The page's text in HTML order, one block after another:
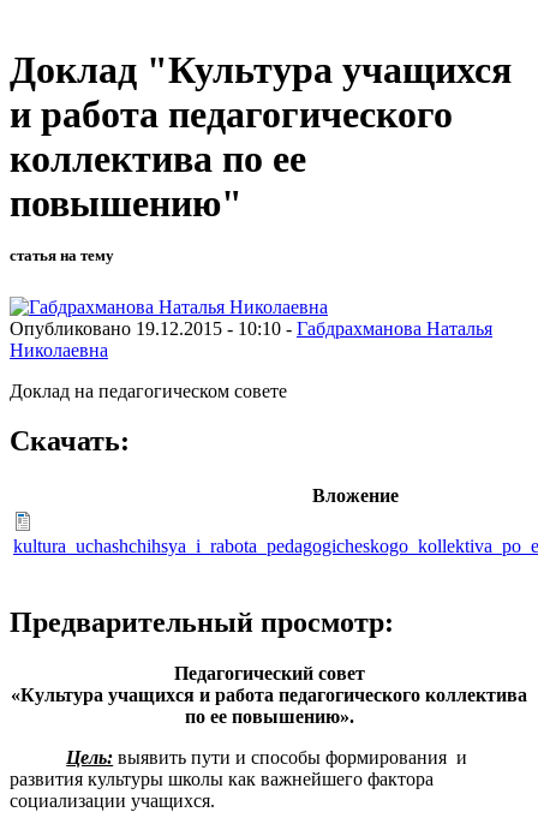
Доклад "Культура учащихся
и работа педагогического
коллектива по ее
повышению"
статья на тему
Опубликовано 19.12.2015 - 10:10 - Габдрахманова Наталья
Николаевна
Доклад на педагогическом совете
Скачать:
Вложение
Предварительный просмотр:
Педагогический совет
«Культура учащихся и работа педагогического коллектива
по ее повышению».
Цель: выявить пути и способы формирования и
развития культуры школы как важнейшего фактора
социализации учащихся.